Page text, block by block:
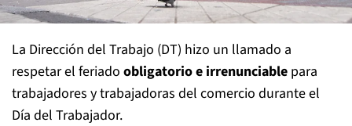
La Dirección del Trabajo (DT) hizo un llamado a
respetar el feriado obligatorio e irrenunciable para
trabajadores y trabajadoras del comercio durante el
Día del Trabajador.